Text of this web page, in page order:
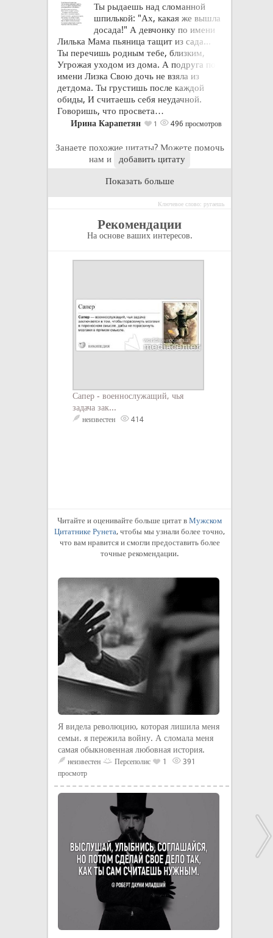
Ты рыдаешь над сломанной
шпилькой: "Ах, какая же вышла
досада!" А девчонку по имени
Лилька Мама пьяница тащит из сада...
Ты перечишь родным тебе, близким,
Угрожая уходом из дома. А подруга по
имени Лизка Свою дочь не взяла из
детдома. Ты грустишь после каждой
обиды, И считаешь себя неудачной.
Говоришь, что просвета…
Ирина Карапетян 1 496 просмотров
Занаете похожие цитаты? Можете помочь
нам и
добавить цитату
Показать больше
Ключевое слово: ругаешь
Рекомендации
На основе ваших интересов.
Сапер - военнослужащий, чья
задача зак...
неизвестен 414
Читайте и оценивайте больше цитат в Мужском
Цитатнике Рунета, чтобы мы узнали более точно,
что вам нравится и смогли предоставить более
точные рекомендации.
Я видела революцию, которая лишила меня
семьи. я пережила войну. А сломала меня
самая обыкновенная любовная история.
неизвестен Персеполис 1
391
просмотр